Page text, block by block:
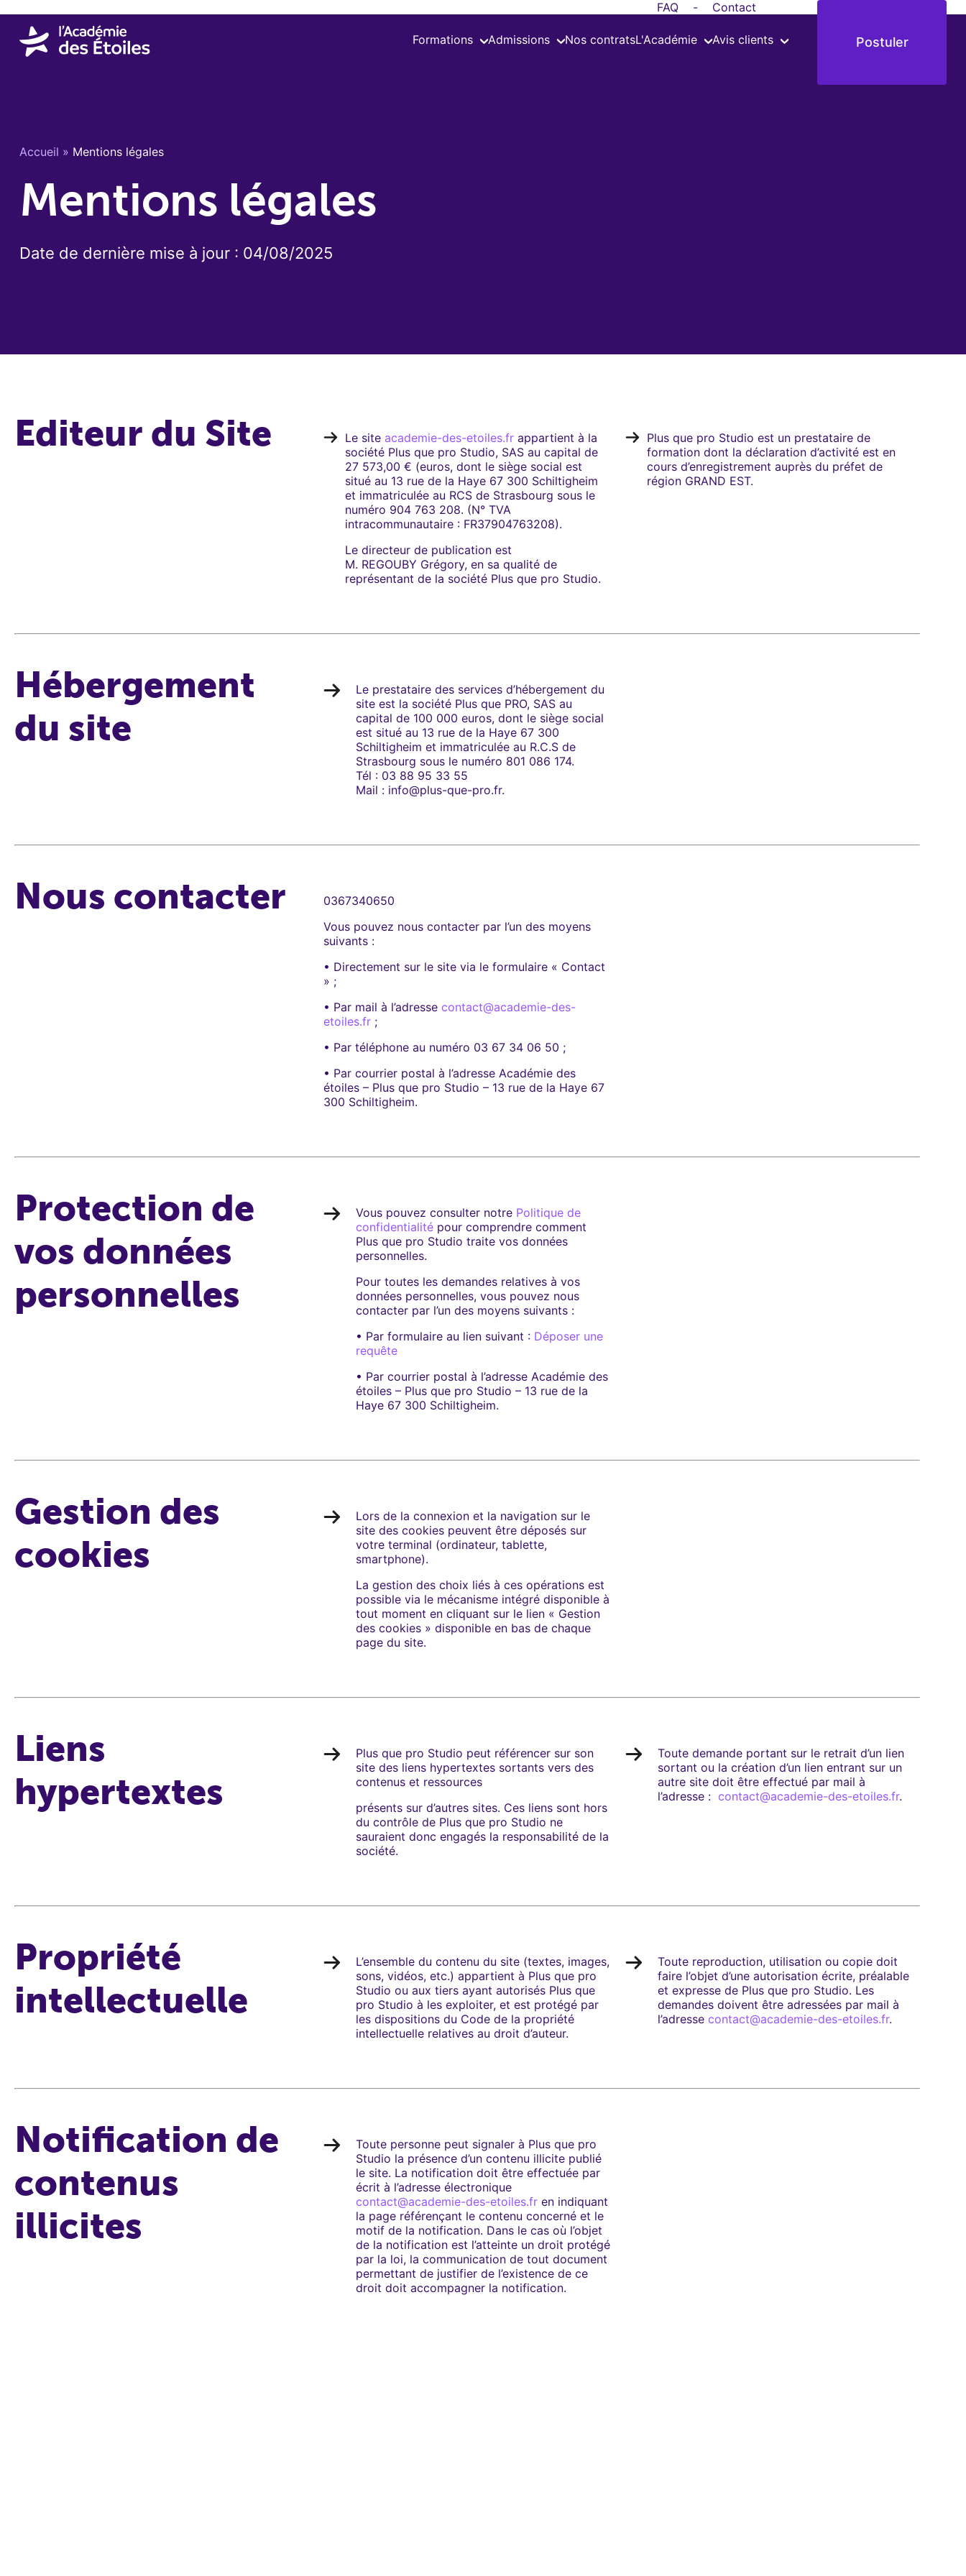
FAQ - Contact
Postuler
Formations Admissions Nos contratsL'Académie Avis clients
Accueil » Mentions légales
Mentions légales
Date de dernière mise à jour : 04/08/2025
Editeur du Site Le site academie-des-etoiles.frappartient à la
société Plus que pro Studio, SAS au capital de
27 573,00 € (euros, dont le siège social est
situé au 13 rue de la Haye 67 300 Schiltigheim
et immatriculée au RCS de Strasbourg sous le
numéro 904 763 208. (N° TVA
intracommunautaire : FR37904763208).
Le directeur de publication est
M. REGOUBY Grégory, en sa qualité de
représentant de la société Plus que pro Studio.
Plus que pro Studio est un prestataire de
formation dont la déclaration d’activité est en
cours d’enregistrement auprès du préfet de
région GRAND EST.
Hébergement
du site
Le prestataire des services d’hébergement du
site est la société Plus que PRO, SAS au
capital de 100 000 euros, dont le siège social
est situé au 13 rue de la Haye 67 300
Schiltigheim et immatriculée au R.C.S de
Strasbourg sous le numéro 801 086 174.
Tél : 03 88 95 33 55
Mail : info@plus-que-pro.fr.
Nous contacter
0367340650
Vous pouvez nous contacter par l’un des moyens
suivants :
• Directement sur le site via le formulaire « Contact
» ;
• Par mail à l’adressecontact@academie-des-
etoiles.fr ;
• Par téléphone au numéro 03 67 34 06 50 ;
• Par courrier postal à l’adresse Académie des
étoiles – Plus que pro Studio – 13 rue de la Haye 67
300 Schiltigheim.
Protection de
vos données
personnelles
Vous pouvez consulter notre Politique de
confidentialité pour comprendre comment
Plus que pro Studio traite vos données
personnelles.
Pour toutes les demandes relatives à vos
données personnelles, vous pouvez nous
contacter par l’un des moyens suivants :
• Par formulaire au lien suivant : Déposer une
requête
• Par courrier postal à l’adresse Académie des
étoiles – Plus que pro Studio – 13 rue de la
Haye 67 300 Schiltigheim.
Gestion des
cookies
Lors de la connexion et la navigation sur le
site des cookies peuvent être déposés sur
votre terminal (ordinateur, tablette,
smartphone).
La gestion des choix liés à ces opérations est
possible via le mécanisme intégré disponible à
tout moment en cliquant sur le lien « Gestion
des cookies » disponible en bas de chaque
page du site.
Liens
hypertextes
Plus que pro Studio peut référencer sur son
site des liens hypertextes sortants vers des
contenus et ressources
présents sur d’autres sites. Ces liens sont hors
du contrôle de Plus que pro Studio ne
sauraient donc engagés la responsabilité de la
société.
Toute demande portant sur le retrait d’un lien
sortant ou la création d’un lien entrant sur un
autre site doit être effectué par mail à
l’adresse :contact@academie-des-etoiles.fr.
Propriété
intellectuelle
L’ensemble du contenu du site (textes, images,
sons, vidéos, etc.) appartient à Plus que pro
Studio ou aux tiers ayant autorisés Plus que
pro Studio à les exploiter, et est protégé par
les dispositions du Code de la propriété
intellectuelle relatives au droit d’auteur.
Toute reproduction, utilisation ou copie doit
faire l’objet d’une autorisation écrite, préalable
et expresse de Plus que pro Studio. Les
demandes doivent être adressées par mail à
l’adressecontact@academie-des-etoiles.fr.
Notification de
contenus
illicites
Toute personne peut signaler à Plus que pro
Studio la présence d’un contenu illicite publié
le site. La notification doit être effectuée par
écrit à l’adresse électronique
contact@academie-des-etoiles.fr en indiquant
la page référençant le contenu concerné et le
motif de la notification. Dans le cas où l’objet
de la notification est l’atteinte un droit protégé
par la loi, la communication de tout document
permettant de justifier de l’existence de ce
droit doit accompagner la notification.